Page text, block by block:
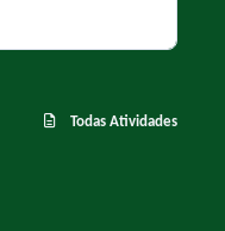
Todas Atividades